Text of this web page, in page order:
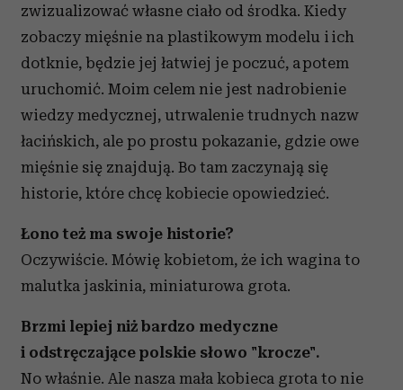
zwizualizować własne ciało od środka. Kiedy
zobaczy mięśnie na plastikowym modelu i ich
dotknie, będzie jej łatwiej je poczuć, a potem
uruchomić. Moim celem nie jest nadrobienie
wiedzy medycznej, utrwalenie trudnych nazw
łacińskich, ale po prostu pokazanie, gdzie owe
mięśnie się znajdują. Bo tam zaczynają się
historie, które chcę kobiecie opowiedzieć.
Łono też ma swoje historie?
Oczywiście. Mówię kobietom, że ich wagina to
malutka jaskinia, miniaturowa grota.
Brzmi lepiej niż bardzo medyczne
i odstręczające polskie słowo "krocze".
No właśnie. Ale nasza mała kobieca grota to nie